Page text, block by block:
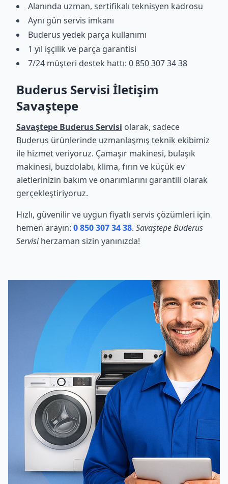
Alanında uzman, sertifikalı teknisyen kadrosu
Aynı gün servis imkanı
Buderus yedek parça kullanımı
1 yıl işçilik ve parça garantisi
7/24 müşteri destek hattı: 0 850 307 34 38
Buderus Servisi İletişim
Savaştepe
Savaştepe Buderus Servisi olarak, sadece
Buderus ürünlerinde uzmanlaşmış teknik ekibimiz
ile hizmet veriyoruz. Çamaşır makinesi, bulaşık
makinesi, buzdolabı, klima, fırın ve küçük ev
aletlerinizin bakım ve onarımlarını garantili olarak
gerçekleştiriyoruz.
Hızlı, güvenilir ve uygun fiyatlı servis çözümleri için
hemen arayın: 0 850 307 34 38. Savaştepe Buderus
Servisiherzaman sizin yanınızda!